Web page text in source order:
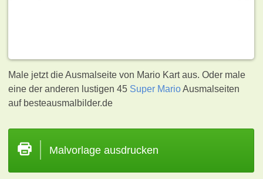
Male jetzt die Ausmalseite von Mario Kart aus. Oder male
eine der anderen lustigen 45 Super MarioAusmalseiten
auf besteausmalbilder.de
Malvorlage ausdrucken